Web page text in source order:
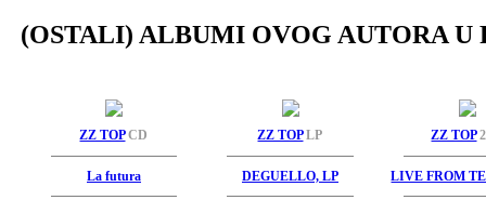
(OSTALI) ALBUMI OVOG AUTORA U
ZZ TOPCD
La futura
ZZ TOPLP
DEGUELLO, LP
ZZ TOP
LIVE FROM